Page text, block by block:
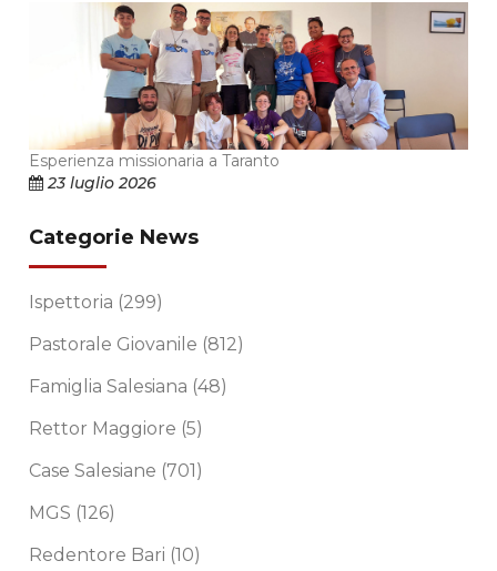
Esperienza missionaria a Taranto
23 luglio 2026
Categorie News
Ispettoria (299)
Pastorale Giovanile (812)
Famiglia Salesiana (48)
Rettor Maggiore (5)
Case Salesiane (701)
MGS (126)
Redentore Bari (10)